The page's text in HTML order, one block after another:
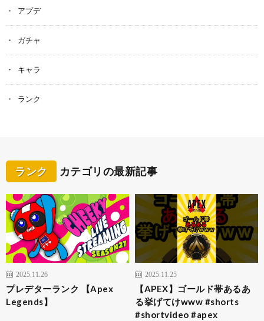
アプデ
ガチャ
キャラ
ランク
ランク カテゴリの最新記事
2025.11.26
プレデターランク 【Apex
Legends】
2025.11.25
【APEX】ゴールド帯あるあ
る挙げてけwww #shorts
#shortvideo #apex